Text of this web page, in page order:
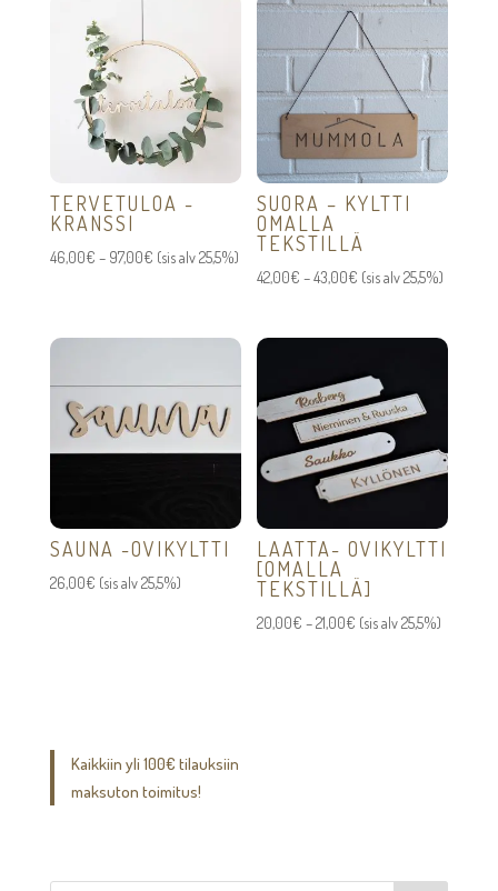
TERVETULOA -
KRANSSI
46,00€ – 97,00€Hintaluokka:
97,00€
(sis alv 25,5%)
SUORA – KYLTTI
OMALLA
TEKSTILLÄ
42,00€ –43,00€ Hintaluokka:
-
(sis alv 25,5%)
SAUNA -OVIKYLTTI
26,00€ (sis alv 25,5%)
LAATTA- OVIKYLTTI
[OMALLA
TEKSTILLÄ]
20,00€ –21,00€ Hintaluokka:
(sis alv 25,5%)
Kaikkiin yli 100€ tilauksiin
maksuton toimitus!